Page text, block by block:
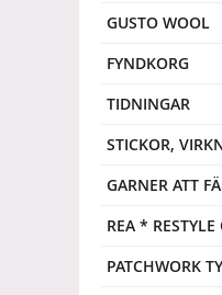
GUSTO WOOL
FYNDKORG
TIDNINGAR
STICKOR,
GARNER ATT
REA *
PATCHWORK